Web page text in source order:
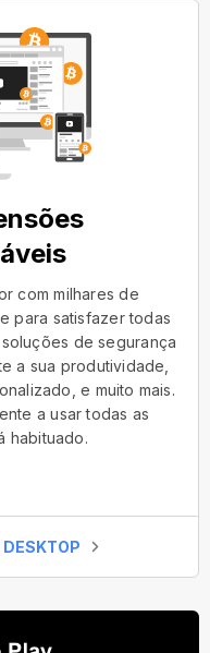
com milhares de
para satisfazer todas
de segurança
a sua produtividade,
e muito mais.
a usar todas as
habituado.
DESKTOP